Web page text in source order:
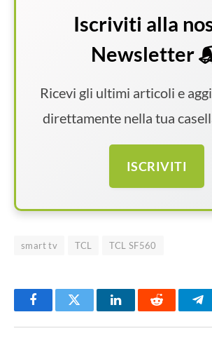
Iscriviti alla
Newsletter
Ricevi gli ultimi articoli e
direttamente nella tua
ISCRIVITI
smart tv TCL TCL SF560
FacebookTwitter LinkedInReddit